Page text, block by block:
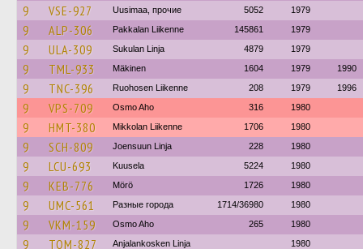
9 VSE-927 Uusimaa, прочие 5052 1979
9 ALP-306 Pakkalan Liikenne 145861 1979
9 ULA-309 Sukulan Linja 4879 1979
9 TML-933 Mäkinen 1604 1979 1990
9 TNC-396 Ruohosen Liikenne 208 1979 1996
9 VPS-709 Osmo Aho 316 1980
9 HMT-380 Mikkolan Liikenne 1706 1980
9 SCH-809 Joensuun Linja 228 1980
9 LCU-693 Kuusela 5224 1980
9 KEB-776 Mörö 1726 1980
9 UMC-561 Разные города 1714/36980 1980
9 VKM-159 Osmo Aho 265 1980
9 TOM-827 Anjalankosken Linja 1980